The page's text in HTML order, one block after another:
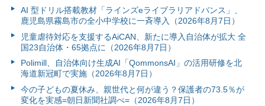
AI 型ドリル搭載教材「ラインズeライブラリアドバンス」、
鹿児島県霧島市の全小中学校に一斉導入（2026年8月7日）
児童虐待対応を支援するAiCAN、新たに導入自治体が拡大 全
国23自治体・65拠点に（2026年8月7日）
Polimill、自治体向け生成AI「QommonsAI」の活用研修を北
海道新冠町で実施（2026年8月7日）
今の子どもの夏休み、親世代と何が違う？保護者の73.5％が
変化を実感=朝日新聞社調べ=（2026年8月7日）